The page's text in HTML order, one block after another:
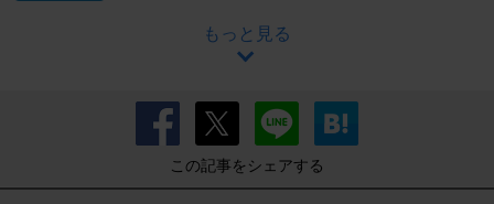
もっと見る
この記事をシェアする